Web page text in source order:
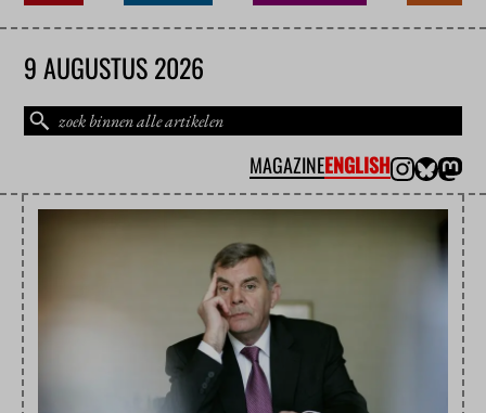
9 AUGUSTUS 2026
MAGAZINEENGLISH